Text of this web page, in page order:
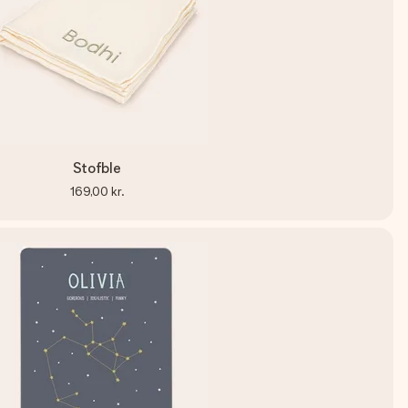
Stofble
169,00 kr.